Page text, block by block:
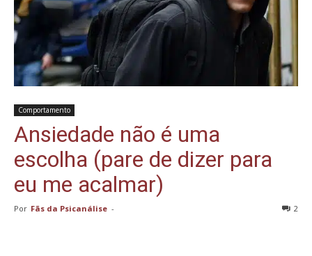
Comportamento
Ansiedade não é uma
escolha (pare de dizer para
eu me acalmar)
Por Fãs da Psicanálise - 2